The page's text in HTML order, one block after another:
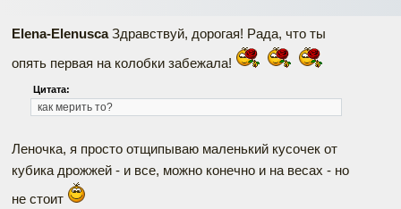
Elena-ElenuscaЗдравствуй, дорогая! Рада, что ты
опять первая на колобки забежала!
Цитата:
как мерить то?
Леночка, я просто отщипываю маленький кусочек от
кубика дрожжей - и все, можно конечно и на весах - но
не стоит